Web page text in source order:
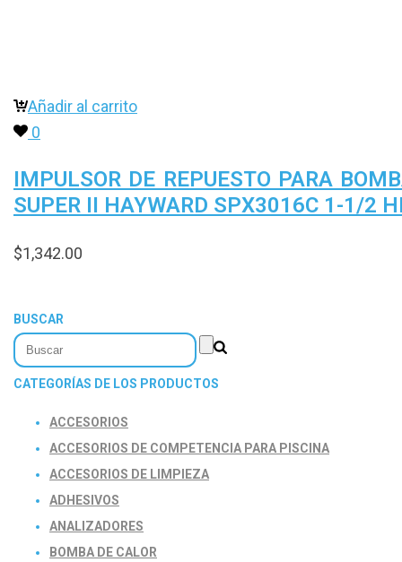
Añadir al carrito
0
IMPULSOR DE REPUESTO PARA
SUPER II HAYWARD SPX3016C 1-1/2
$1,342.00
BUSCAR
CATEGORÍAS DE LOS PRODUCTOS
ACCESORIOS
ACCESORIOS DE COMPETENCIA PARA PISCINA
ACCESORIOS DE LIMPIEZA
ADHESIVOS
ANALIZADORES
BOMBA DE CALOR